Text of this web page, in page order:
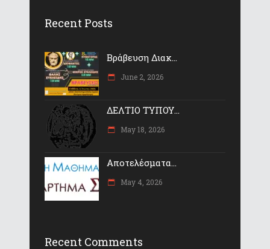
Recent Posts
Βράβευση Διακ...
June 2, 2026
ΔΕΛΤΙΟ ΤΥΠΟΥ...
May 18, 2026
Αποτελέσματα...
May 4, 2026
Recent Comments